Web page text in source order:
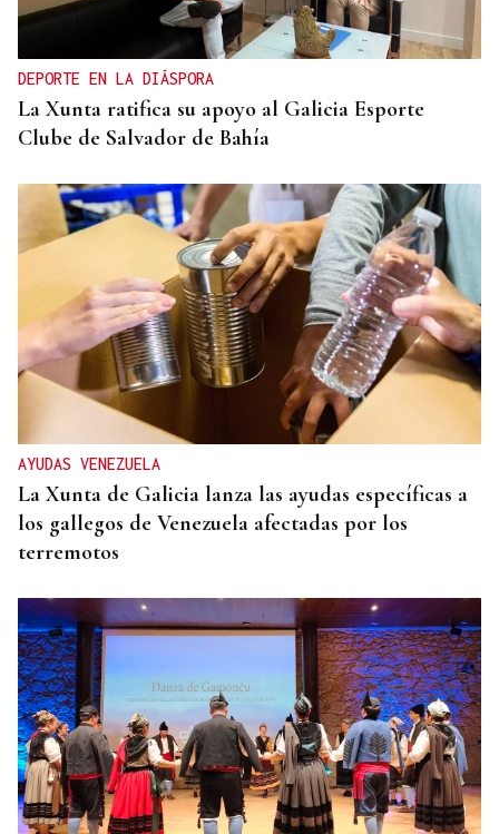
DEPORTE EN LA DIÁSPORA
La Xunta ratifica su apoyo al Galicia Esporte
Clube de Salvador de Bahía
AYUDAS VENEZUELA
La Xunta de Galicia lanza las ayudas específicas a
los gallegos de Venezuela afectadas por los
terremotos